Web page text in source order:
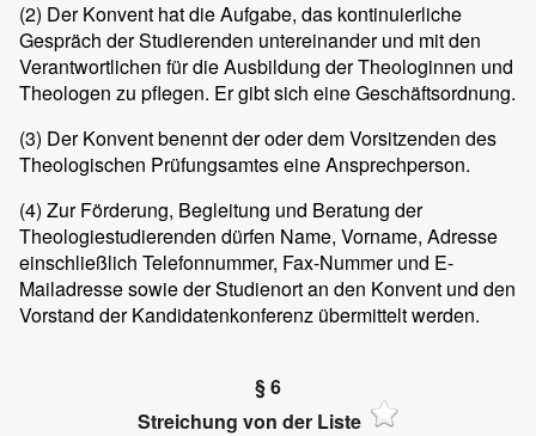
(2) Der Konvent hat die Aufgabe, das kontinuierliche
Gespräch der Studierenden untereinander und mit den
Verantwortlichen für die Ausbildung der Theologinnen und
Theologen zu pflegen. Er gibt sich eine Geschäftsordnung.
(3) Der Konvent benennt der oder dem Vorsitzenden des
Theologischen Prüfungsamtes eine Ansprechperson.
(4) Zur Förderung, Begleitung und Beratung der
Theologiestudierenden dürfen Name, Vorname, Adresse
einschließlich Telefonnummer, Fax-Nummer und E-
Mailadresse sowie der Studienort an den Konvent und den
Vorstand der Kandidatenkonferenz übermittelt werden.
§ 6
Streichung von der Liste